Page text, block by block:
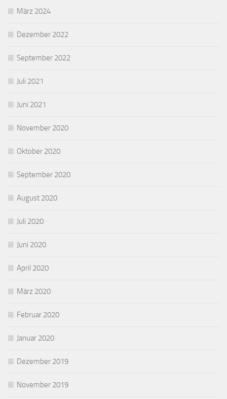
März 2024
Dezember 2022
September 2022
Juli 2021
Juni 2021
November 2020
Oktober 2020
September 2020
August 2020
Juli 2020
Juni 2020
April 2020
März 2020
Februar 2020
Januar 2020
Dezember 2019
November 2019